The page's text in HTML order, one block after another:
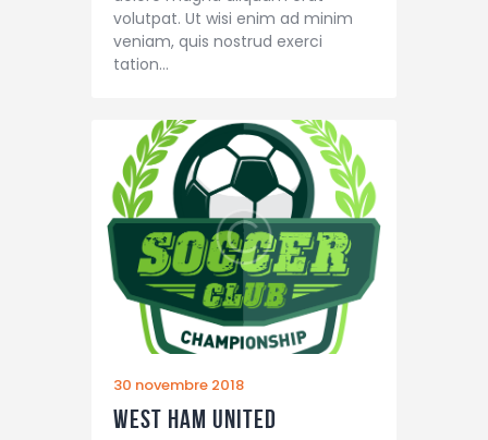
volutpat. Ut wisi enim ad minim
veniam, quis nostrud exerci
tation…
30 novembre 2018
West Ham United